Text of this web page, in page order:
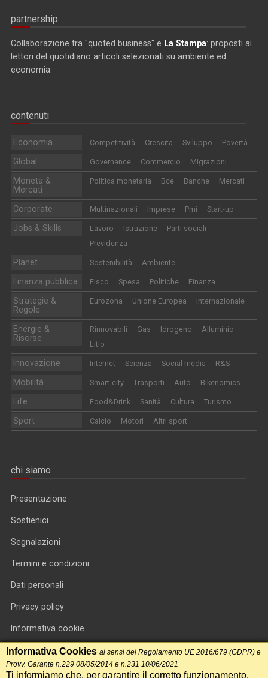
partnership
Collaborazione tra "quoted business" e La Stampa: proposti ai
lettori del quotidiano articoli selezionati su ambiente ed
economia.
contenuti
Economia Competitività Crescita Sviluppo Povertà
Global Governance Commercio Migrazioni
Moneta &
Mercati
Politica monetaria Bce Banche Mercati
Corporate Multinazionali Imprese Pmi Start-up
Jobs & Skills Lavoro Istruzione
Parti sociali
Previdenza
Planet Sostenibilità Ambiente
Finanza pubblica Fisco Spesa Politiche Finanza
Strategie &
Regole
Eurozona Unione Europea Internazionale
Energie &
Risorse
Rinnovabili Gas Idrogeno
Alluminio
Litio
Innovazione Internet Scienza Social media R&S
Mobilità Smart-city Trasporti Auto Bikenomics
Life Food&Drink Sanità Cultura Turismo
Sport Calcio Motori Altri sport
chi siamo
Presentazione
Sostienici
Segnalazioni
Termini e condizioni
Dati personali
Privacy policy
Informativa cookie
RSS feed
RSS Top News
Informativa Cookies ai sensi del Regolamento UE 2016/679 (GDPR) e
Provv. Garante n.229 08/05/2014 e n.231 10/06/2021
Ti informiamo che, per garantire il corretto funzionamento,